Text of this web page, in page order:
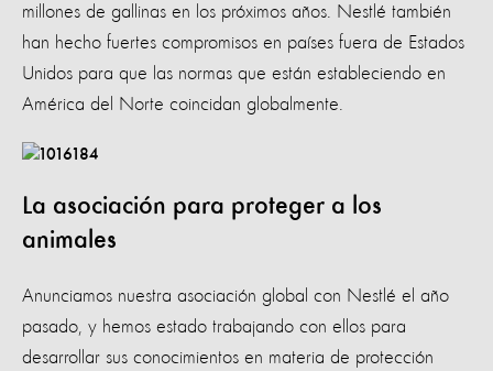
millones de gallinas en los próximos años. Nestlé también
han hecho fuertes compromisos en países fuera de Estados
Unidos para que las normas que están estableciendo en
América del Norte coincidan globalmente.
La asociación para proteger a los
animales
Anunciamos nuestra asociación global con Nestlé el año
pasado, y hemos estado trabajando con ellos para
desarrollar sus conocimientos en materia de protección